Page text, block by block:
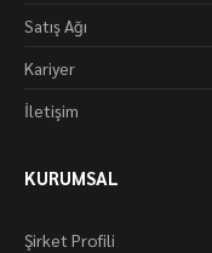
Satış Ağı
Kariyer
İletişim
KURUMSAL
Şirket Profili